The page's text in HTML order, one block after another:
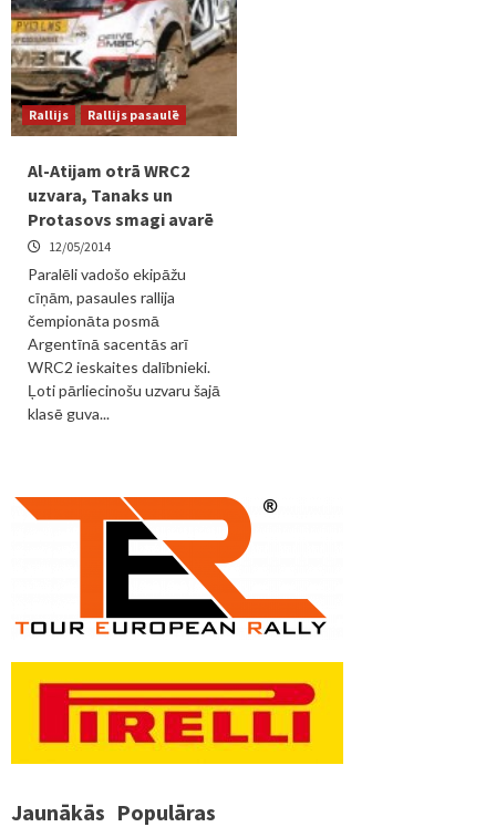
Rallijs Rallijs pasaulē
Al-Atijam otrā WRC2
uzvara, Tanaks un
Protasovs smagi avarē
12/05/2014
Paralēli vadošo ekipāžu
cīņām, pasaules rallija
čempionāta posmā
Argentīnā sacentās arī
WRC2 ieskaites dalībnieki.
Ļoti pārliecinošu uzvaru šajā
klasē guva...
Jaunākās Populāras